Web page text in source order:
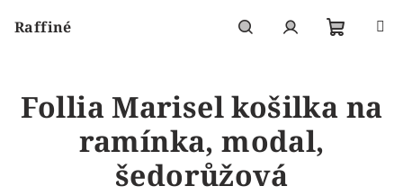
Raffiné
košík
Follia Marisel košilka na
ramínka, modal,
šedorůžová